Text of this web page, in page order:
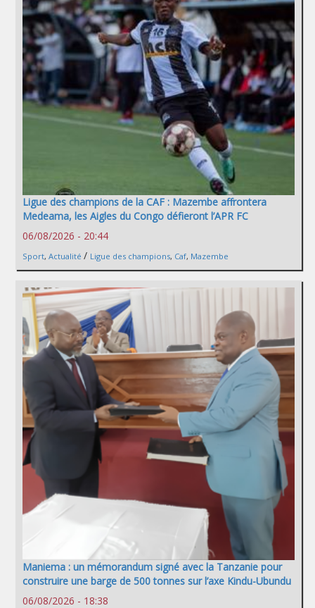
Ligue des champions de la CAF : Mazembe affrontera
Medeama, les Aigles du Congo défieront l’APR FC
06/08/2026 - 20:44
Sport, Actualité / Ligue des champions, Caf, Mazembe
Maniema : un mémorandum signé avec la Tanzanie pour
construire une barge de 500 tonnes sur l’axe Kindu-Ubundu
06/08/2026 - 18:38